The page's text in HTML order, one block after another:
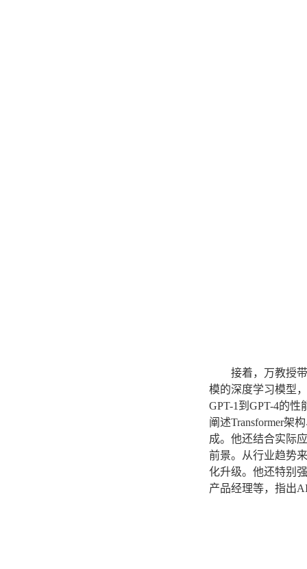
接着，万教授
模的深度学习模型
GPT-1到GPT-4的
阐述Transformer架
成。他还结合实际
前景。从行业趋势
化升级。他还特别
产品经理等，指出